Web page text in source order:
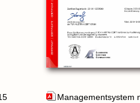
Managementsystem